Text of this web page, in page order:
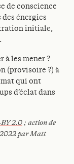
de conscience
énergies
initiale,
les mener ?
(provisoire ?) à
qui ont
d’éclat dans
2.0; action de
2022 par Matt